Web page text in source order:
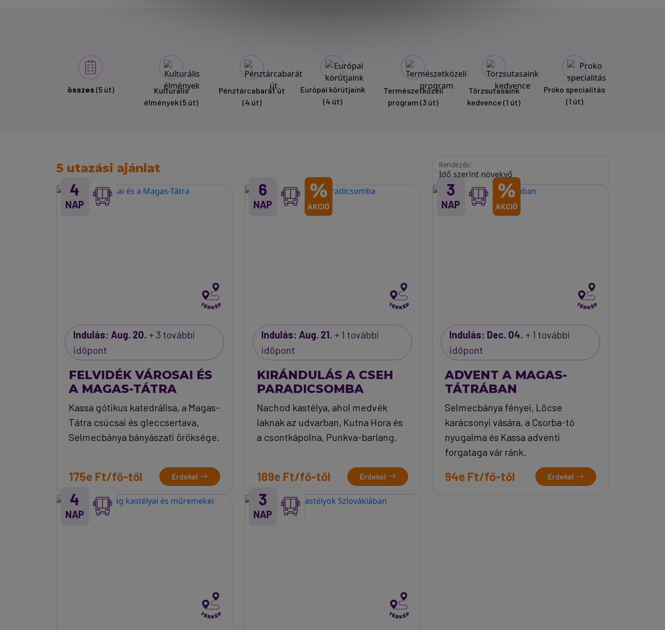
összes (5 út)
Kulturális
élmények (5 út)
Pénztárcabarát út
(4 út)
Európai körútjaink
(4 út)
Természetközeli
program (3 út)
Törzsutasaink
kedvence (1 út)
Proko specialitás
(1 út)
5 utazási ajánlat Rendezés:
4
NAP
Indulás: Aug. 20. + 3 további
időpont
FELVIDÉK VÁROSAI ÉS
A MAGAS-TÁTRA
Kassa gótikus katedrálisa, a Magas-
Tátra csúcsai és gleccsertava,
Selmecbánya bányászati öröksége.
175e Ft/fő-től Érdekel
6
NAP
%
AKCIÓ
Indulás: Aug. 21. + 1 további
időpont
KIRÁNDULÁS A CSEH
PARADICSOMBA
Nachod kastélya, ahol medvék
laknak az udvarban, Kutna Hora és
a csontkápolna, Punkva-barlang.
189e Ft/fő-től Érdekel
3
NAP
%
AKCIÓ
Indulás: Dec. 04. + 1 további
időpont
ADVENT A MAGAS-
TÁTRÁBAN
Selmecbánya fényei, Lőcse
karácsonyi vására, a Csorba-tó
nyugalma és Kassa adventi
forgataga vár ránk.
94e Ft/fő-től Érdekel
4
NAP
3
NAP